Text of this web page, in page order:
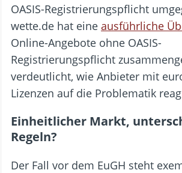
OASIS-Registrierungspflicht
wette.de hat eine ausführliche
Online-Angebote ohne OASIS-
Registrierungspflicht
verdeutlicht, wie Anbieter mit
Lizenzen auf die Problematik
Einheitlicher Markt,
Regeln?
Der Fall vor dem EuGH steht